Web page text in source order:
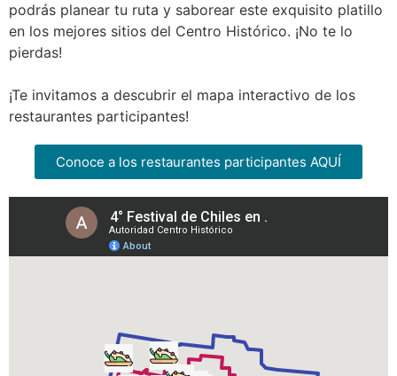
podrás planear tu ruta y saborear este exquisito platillo
en los mejores sitios del Centro Histórico. ¡No te lo
pierdas!
¡Te invitamos a descubrir el mapa interactivo de los
restaurantes participantes!
Conoce a los restaurantes participantes AQUÍ